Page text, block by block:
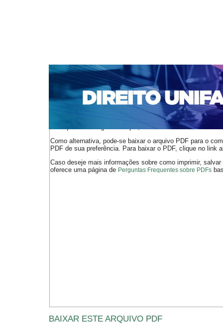
CAPA SOBRE ACESSO CADASTRO
NOTÍCIAS
EDIÇÕES DE Nº 1 A 100 WEBMAIL
Capa>n. 137 (2011) > Ribeiro
O arquivo PDF selecionado deve ser carregado no
de arquivos PDF (por exemplo, uma versão atual do
Como alternativa, pode-se baixar o arquivo PDF para o
PDF de sua preferência. Para baixar o PDF, clique no link
Caso deseje mais informações sobre como imprimir,
oferece uma página de Perguntas Frequentes sobre PDFs
BAIXAR ESTE ARQUIVO PDF